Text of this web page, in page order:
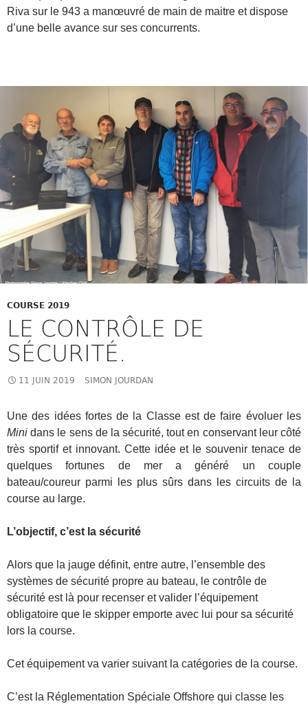
Riva sur le 943 a manœuvré de main de maitre et dispose
d’une belle avance sur ses concurrents.
COURSE 2019
LE CONTRÔLE DE
SÉCURITÉ.
11 JUIN 2019 SIMON JOURDAN
Une des idées fortes de la Classe est de faire évoluer les
Mini dans le sens de la sécurité, tout en conservant leur côté
très sportif et innovant. Cette idée et le souvenir tenace de
quelques fortunes de mer a généré un couple
bateau/coureur parmi les plus sûrs dans les circuits de la
course au large.
L’objectif, c’est la sécurité
Alors que la jauge définit, entre autre, l’ensemble des
systèmes de sécurité propre au bateau, le contrôle de
sécurité est là pour recenser et valider l’équipement
obligatoire que le skipper emporte avec lui pour sa sécurité
lors la course.
Cet équipement va varier suivant la catégories de la course.
C’est la Réglementation Spéciale Offshore qui classe les